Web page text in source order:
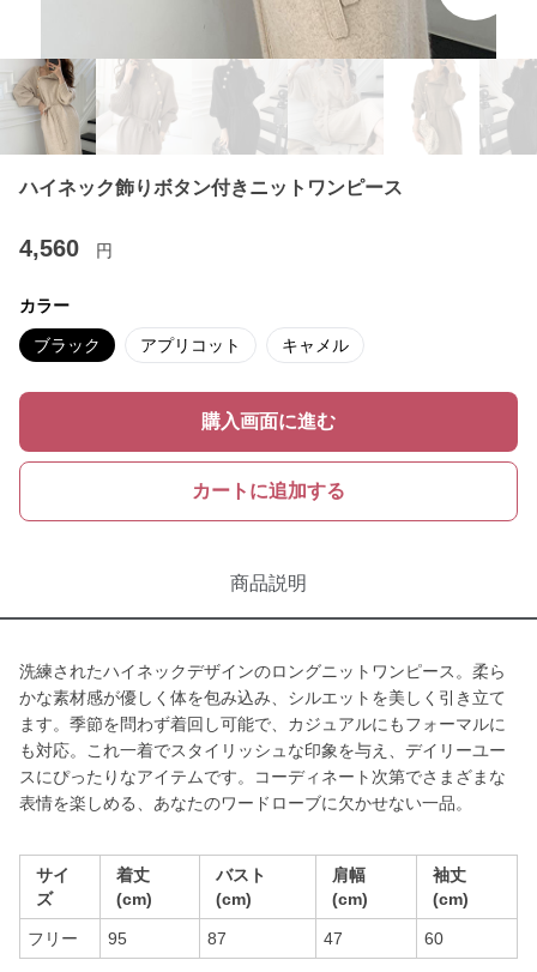
ハイネック飾りボタン付きニットワンピース
4,560 円
カラー
ブラック アプリコット キャメル
購入画面に進む
カートに追加する
商品説明
洗練されたハイネックデザインのロングニットワンピース。柔ら
かな素材感が優しく体を包み込み、シルエットを美しく引き立て
ます。季節を問わず着回し可能で、カジュアルにもフォーマルに
も対応。これ一着でスタイリッシュな印象を与え、デイリーユー
スにぴったりなアイテムです。コーディネート次第でさまざまな
表情を楽しめる、あなたのワードローブに欠かせない一品。
サイ
ズ
着丈
(cm)
バスト
(cm)
肩幅
(cm)
袖丈
(cm)
フリー 95 87 47 60